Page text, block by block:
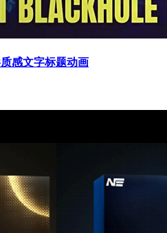
质感文字标题动画